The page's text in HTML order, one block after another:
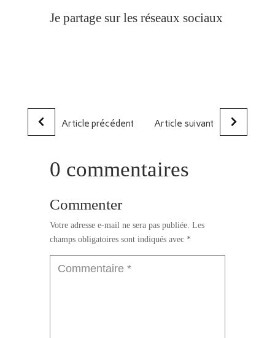
Je partage sur les réseaux sociaux
Article précédent Article suivant
0 commentaires
Commenter
Votre adresse e-mail ne sera pas publiée. Les
champs obligatoires sont indiqués avec *